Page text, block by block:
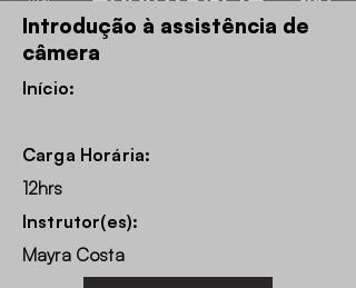
Introdução à assistência de
câmera
Início:
Carga Horária:
12hrs
Instrutor(es):
Mayra Costa